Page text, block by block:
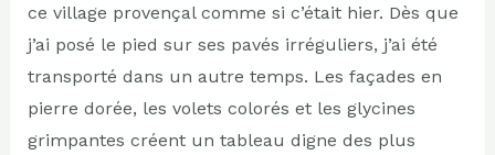
ce village provençal comme si c’était hier. Dès que
j’ai posé le pied sur ses pavés irréguliers, j’ai été
transporté dans un autre temps. Les façades en
pierre dorée, les volets colorés et les glycines
grimpantes créent un tableau digne des plus